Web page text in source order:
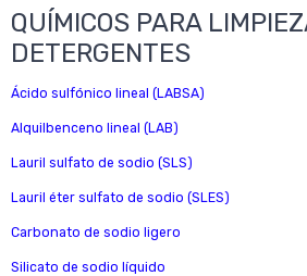
QUÍMICOS PARA
DETERGENTES
Ácido sulfónico lineal (LABSA)
Alquilbenceno lineal (LAB)
Lauril sulfato de sodio (SLS)
Lauril éter sulfato de sodio (SLES)
Carbonato de sodio ligero
Silicato de sodio líquido